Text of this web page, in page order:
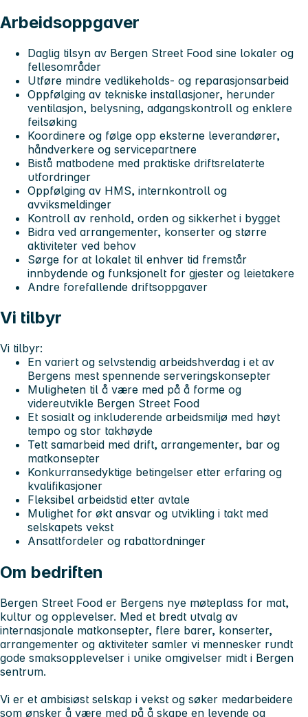
Arbeidsoppgaver
Daglig tilsyn av Bergen Street Food sine lokaler og
fellesområder
Utføre mindre vedlikeholds- og reparasjonsarbeid
Oppfølging av tekniske installasjoner, herunder
ventilasjon, belysning, adgangskontroll og enklere
feilsøking
Koordinere og følge opp eksterne leverandører,
håndverkere og servicepartnere
Bistå matbodene med praktiske driftsrelaterte
utfordringer
Oppfølging av HMS, internkontroll og
avviksmeldinger
Kontroll av renhold, orden og sikkerhet i bygget
Bidra ved arrangementer, konserter og større
aktiviteter ved behov
Sørge for at lokalet til enhver tid fremstår
innbydende og funksjonelt for gjester og leietakere
Andre forefallende driftsoppgaver
Vi tilbyr
Vi tilbyr:
En variert og selvstendig arbeidshverdag i et av
Bergens mest spennende serveringskonsepter
Muligheten til å være med på å forme og
videreutvikle Bergen Street Food
Et sosialt og inkluderende arbeidsmiljø med høyt
tempo og stor takhøyde
Tett samarbeid med drift, arrangementer, bar og
matkonsepter
Konkurransedyktige betingelser etter erfaring og
kvalifikasjoner
Fleksibel arbeidstid etter avtale
Mulighet for økt ansvar og utvikling i takt med
selskapets vekst
Ansattfordeler og rabattordninger
Om bedriften
Bergen Street Food er Bergens nye møteplass for mat,
kultur og opplevelser. Med et bredt utvalg av
internasjonale matkonsepter, flere barer, konserter,
arrangementer og aktiviteter samler vi mennesker rundt
gode smaksopplevelser i unike omgivelser midt i Bergen
sentrum.
Vi er et ambisiøst selskap i vekst og søker medarbeidere
som ønsker å være med på å skape en levende og